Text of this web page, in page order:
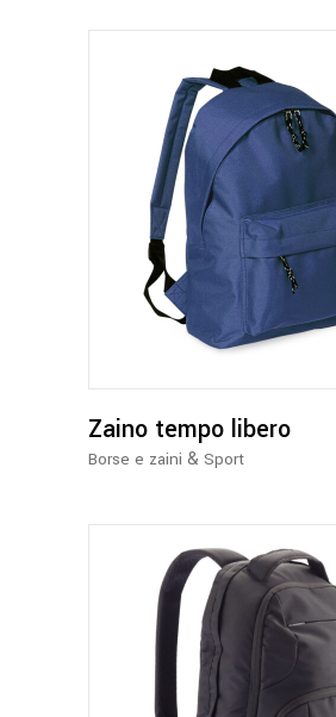
Questo
prodotto
ha
più
varianti.
opzioni
possono
del
prodotto
Zaino tempo libero
Borse e zaini & Sport